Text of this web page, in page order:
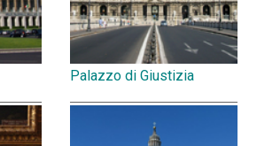
Palazzo di Giustizia